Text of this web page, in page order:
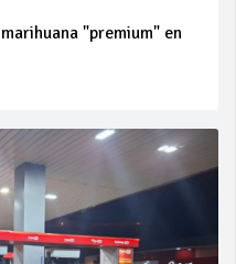
"premium" en